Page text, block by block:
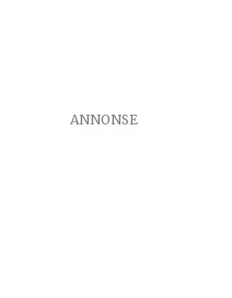
ANNONSE